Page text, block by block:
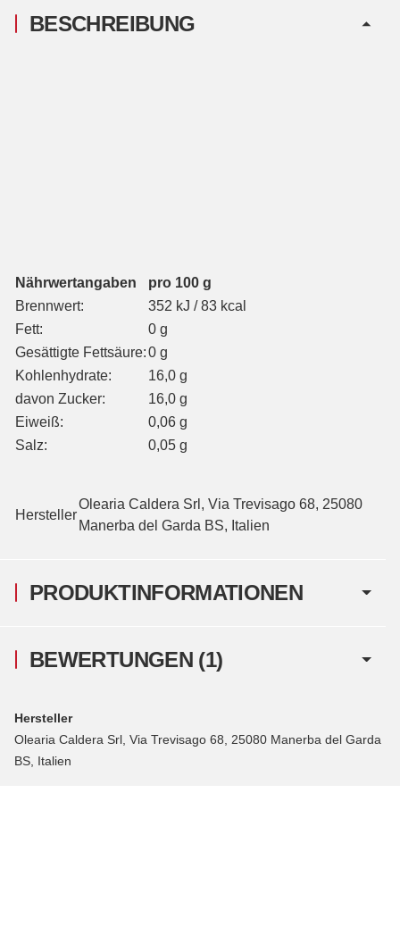
PRODUKTINFORMATIONEN
BESCHREIBUNG
Nährwertangaben
pro 100 g
Brennwert:
352 kJ / 83 kcal
Fett:
0 g
Gesättigte Fettsäure:0 g
Kohlenhydrate:
16,0 g
davon Zucker:
16,0 g
Eiweiß:
0,06 g
Salz:
0,05 g
Hersteller
Olearia Caldera Srl, Via Trevisago 68, 25080
Manerba del Garda BS, Italien
BEWERTUNGEN (1)
Hersteller
Olearia Caldera Srl, Via Trevisago 68, 25080 Manerba del Garda
BS, Italien